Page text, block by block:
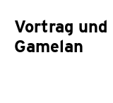
Vortrag und
Gamelan